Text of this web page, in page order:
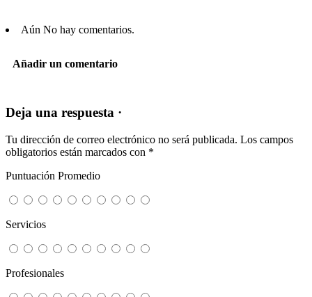
Aún No hay comentarios.
Añadir un comentario
Deja una respuesta ·
Tu dirección de correo electrónico no será publicada. Los campos
obligatorios están marcados con *
Puntuación Promedio
Servicios
Profesionales